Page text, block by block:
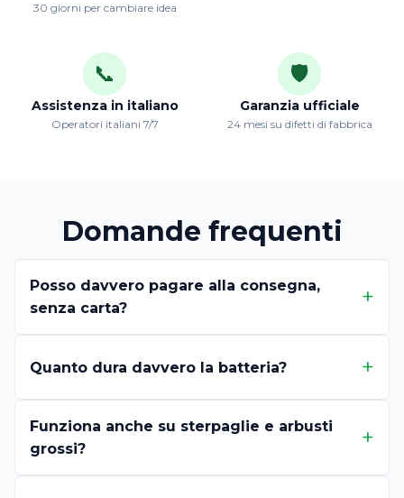
30 giorni per cambiare idea
📞
Assistenza in italiano
Operatori italiani 7/7
🛡️
Garanzia ufficiale
24 mesi su difetti di fabbrica
Domande frequenti
Posso davvero pagare alla consegna,
senza carta?
Quanto dura davvero la batteria?
Funziona anche su sterpaglie e arbusti
grossi?